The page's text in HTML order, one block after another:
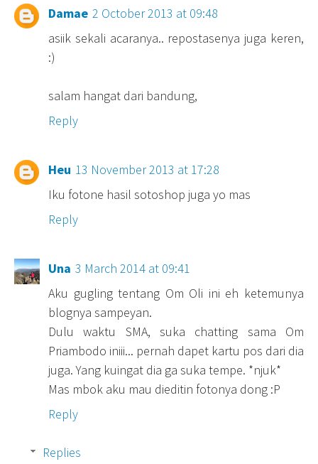
Damae 2 October 2013 at 09:48
asiik sekali acaranya.. repostasenya juga keren,
:)
salam hangat dari bandung,
Reply
Heu 13 November 2013 at 17:28
Iku fotone hasil sotoshop juga yo mas
Reply
Una 3 March 2014 at 09:41
Aku gugling tentang Om Oli ini eh ketemunya
blognya sampeyan.
Dulu waktu SMA, suka chatting sama Om
Priambodo iniii... pernah dapet kartu pos dari dia
juga. Yang kuingat dia ga suka tempe. *njuk*
Mas mbok aku mau dieditin fotonya dong :P
Reply
Replies